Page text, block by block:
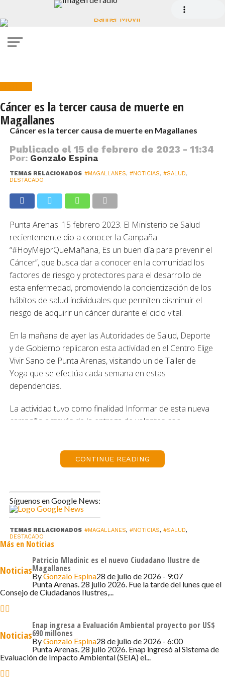
Noticias
Cáncer es la tercer causa de muerte en
Magallanes
Cáncer es la tercer causa de muerte en Magallanes
Publicado el 15 de febrero de 2023 - 11:34
Por: Gonzalo Espina
TEMAS RELACIONADOS #MAGALLANES, #NOTICIAS, #SALUD,
DESTACADO
Punta Arenas. 15 febrero 2023. El Ministerio de Salud
recientemente dio a conocer la Campaña
“#HoyMejorQueMañana, Es un buen día para prevenir el
Cáncer”, que busca dar a conocer en la comunidad los
factores de riesgo y protectores para el desarrollo de
esta enfermedad, promoviendo la concientización de los
hábitos de salud individuales que permiten disminuir el
riesgo de adquirir un cáncer durante el ciclo vital.
En la mañana de ayer las Autoridades de Salud, Deporte
y de Gobierno replicaron esta actividad en el Centro Elige
Vivir Sano de Punta Arenas, visitando un de Taller de
Yoga que se efectúa cada semana en estas
dependencias.
La actividad tuvo como finalidad Informar de esta nueva
campaña a través de la entrega de volantes con
publicados en redes sociales del Minsal.
“el cáncer es la principal causa de muerte en nuestro
país, siendo nuestra región, la que presenta la tercera
incidencia y mortalidad por esta causa, por lo tanto es
importante destacar que la prevención de esta patología
es una prioridad para el Ministerio como Programa de
Gobierno, además de ser uno de los aspectos claves de
la Estrategia Nacional de salud 2021-2030”.
La Doctora Sanfuentes, recalcó, que esta campaña invita
invitamos a la comunidad a sumarse a las diversas
iniciativas de esta índole como también informar sobre
los factores de riesgo que deben ser corregidos para
CONTINUE READING
Síguenos en Google News:
TEMAS RELACIONADOS #MAGALLANES, #NOTICIAS, #SALUD,
DESTACADO
Más en Noticias
Noticias
Patricio Mladinic es el nuevo Ciudadano Ilustre de
Magallanes
ByGonzalo Espina28 de julio de 2026 - 9:07
Punta Arenas. 28 julio 2026. Fue la tarde del lunes que el
Consejo de Ciudadanos Ilustres,...
Noticias
Enap ingresa a Evaluación Ambiental proyecto por US$
690 millones
ByGonzalo Espina28 de julio de 2026 - 6:00
Punta Arenas. 28 julio 2026. Enap ingresó al Sistema de
Evaluación de Impacto Ambiental (SEIA) el...